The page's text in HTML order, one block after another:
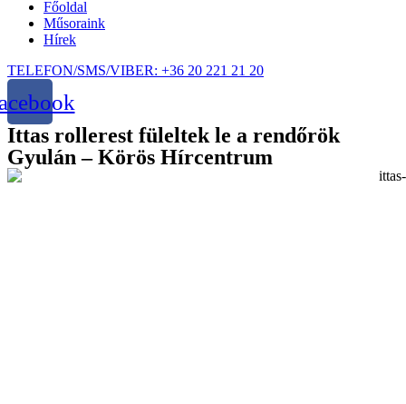
Főoldal
Műsoraink
Hírek
TELEFON/SMS/VIBER: +36 20 221 21 20
Ittas rollerest füleltek le a rendőrök
Gyulán – Körös Hírcentrum